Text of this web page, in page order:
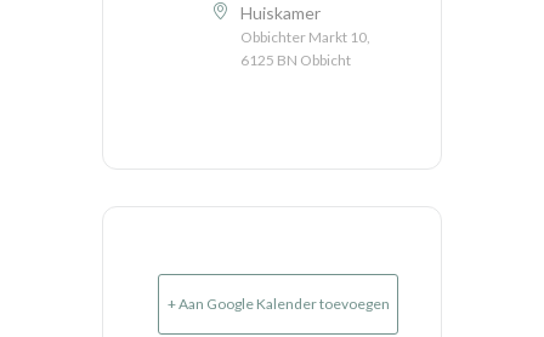
Huiskamer
Obbichter Markt 10,
6125 BN Obbicht
+ Aan Google Kalender toevoegen